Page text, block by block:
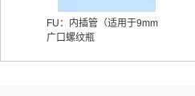
FU：内插管（适用于9mm
广口螺纹瓶